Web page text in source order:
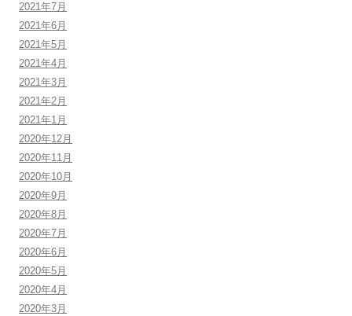
2021年7月
2021年6月
2021年5月
2021年4月
2021年3月
2021年2月
2021年1月
2020年12月
2020年11月
2020年10月
2020年9月
2020年8月
2020年7月
2020年6月
2020年5月
2020年4月
2020年3月